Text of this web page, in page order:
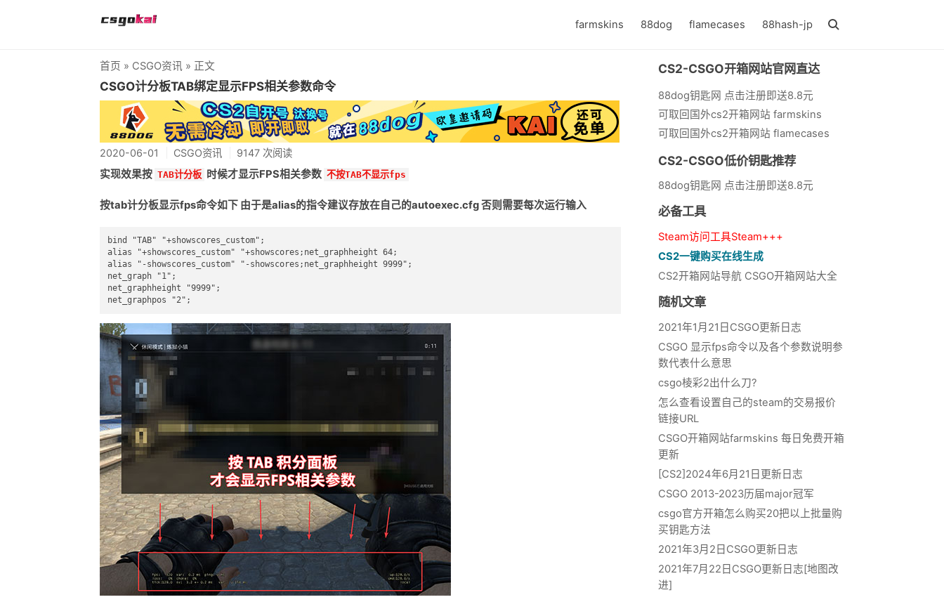
farmskins 88dog flamecases 88hash-jp
首页 » CSGO资讯 » 正文
CSGO计分板TAB绑定显示FPS相关参数命令
2020-06-01 CSGO资讯 9147 次阅读
实现效果按 TAB计分板 时候才显示FPS相关参数 不按TAB不显示fps
按tab计分板显示fps命令如下 由于是alias的指令建议存放在自己的autoexec.cfg 否则需要每次运行输入
bind "TAB" "+showscores_custom";
alias "+showscores_custom" "+showscores;net_graphheight 64;
alias "-showscores_custom" "-showscores;net_graphheight 9999";
net_graph "1";
net_graphheight "9999";
CS2-CSGO开箱网站官网直达
88dog钥匙网 点击注册即送8.8元
可取回国外cs2开箱网站 farmskins
可取回国外cs2开箱网站 flamecases
CS2-CSGO低价钥匙推荐
88dog钥匙网 点击注册即送8.8元
必备工具
Steam访问工具Steam+++
CS2一键购买在线生成
CS2开箱网站导航 CSGO开箱网站大全
随机文章
2021年1月21日CSGO更新日志
CSGO 显示fps命令以及各个参数说明参
数代表什么意思
csgo棱彩2出什么刀?
怎么查看设置自己的steam的交易报价
链接URL
CSGO开箱网站farmskins 每日免费开箱
更新
[CS2]2024年6月21日更新日志
CSGO 2013-2023历届major冠军
csgo官方开箱怎么购买20把以上批量购
买钥匙方法
2021年3月2日CSGO更新日志
2021年7月22日CSGO更新日志[地图改
进]